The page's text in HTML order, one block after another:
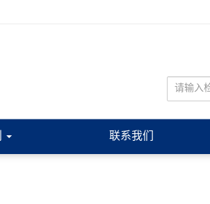
联系我们